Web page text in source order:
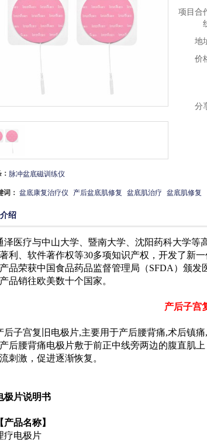
项目合
地
价
分
脉冲盆底磁训练仪
词： 盆底康复治疗仪 产后盆底肌修复 盆底肌治疗 盆底肌修复
绍
泽医疗与中山大学、暨南大学、沈阳药科大学等
利、软件著作权等30多项知识产权，开发了新一
品荣获中国食品药品监督管理局（SFDA）颁
品销往欧美数十个国家。
产后子宫
后子宫复旧电极片,主要用于产后腰背痛,术后镇
后腰背痛电极片敷于前正中线旁两边的腹直肌
刺激，促进逐渐恢复。
极片说明书
产品名称】
疗电极片